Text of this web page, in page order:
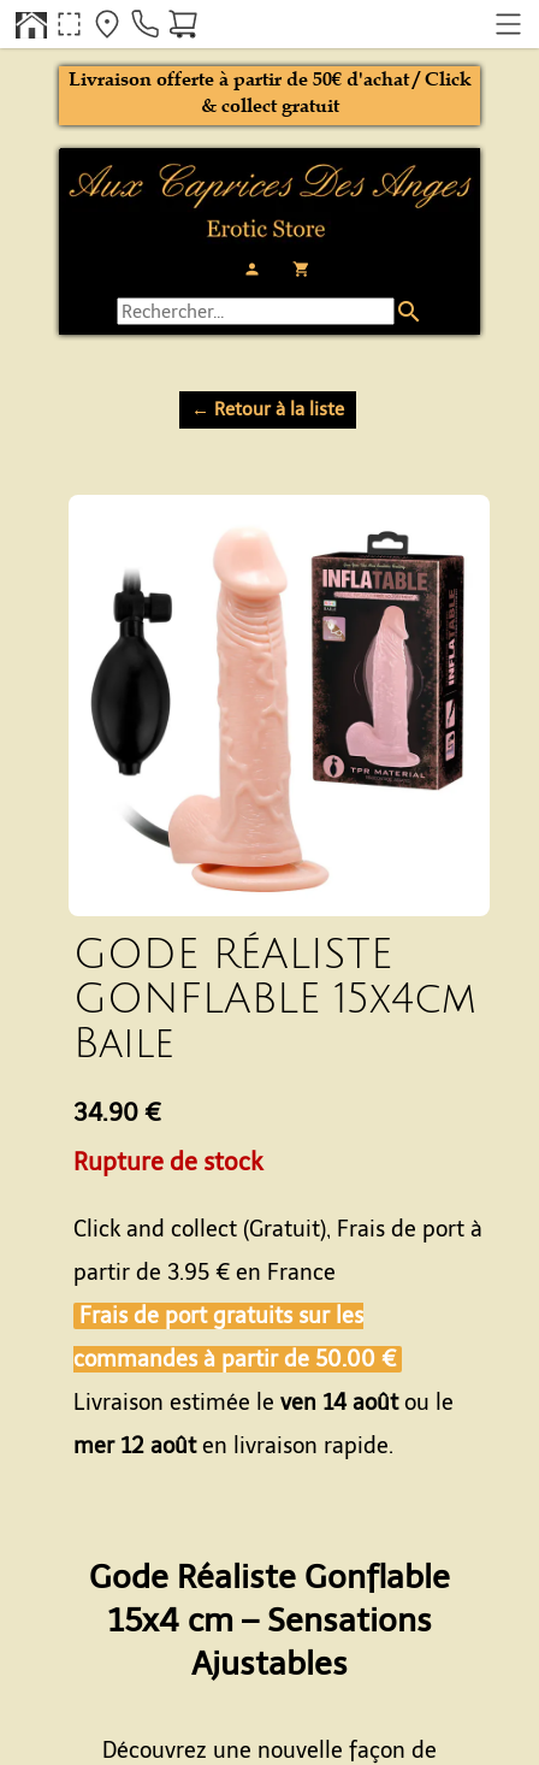
person local_grocery_store
Livraison offerte à partir de 50€ d'achat / Click
& collect gratuit
search
← Retour à la liste
GODE RÉALISTE
GONFLABLE 15x4cm
Baile
34.90 €
Rupture de stock
Click and collect (Gratuit), Frais de port à
partir de 3.95 € en France
Frais de port gratuits sur les
commandes à partir de 50.00 €
Livraison estimée le ven 14 aoûtou le
mer 12 aoûten livraison rapide.
Gode Réaliste Gonflable
15x4 cm – Sensations
Ajustables
Découvrez une nouvelle façon de